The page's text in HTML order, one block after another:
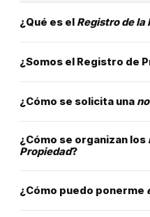
¿Qué es el Registro de la
¿Somos el Registro de
¿Cómo se solicita una
¿Cómo se organizan los
Propiedad?
¿Cómo puedo ponerme